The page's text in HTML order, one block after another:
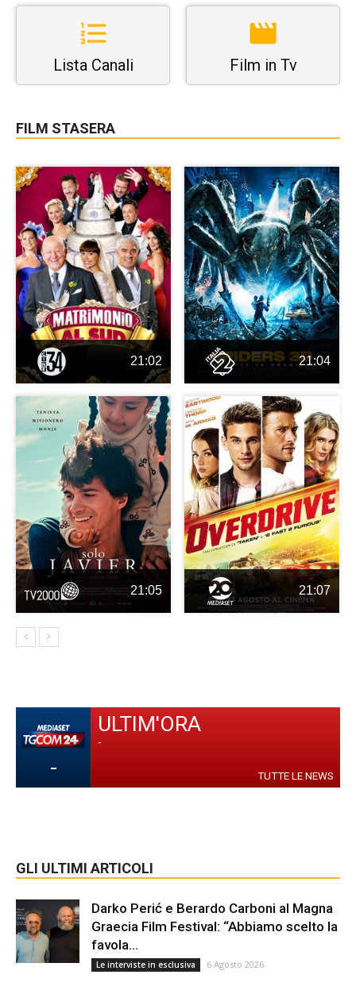
Lista Canali Film in Tv
FILM STASERA
21:02 21:04
21:05 21:07
-
ULTIM'ORA
-
TUTTE LE NEWS
GLI ULTIMI ARTICOLI
Darko Perić e Berardo Carboni al Magna
Graecia Film Festival: “Abbiamo scelto la
favola...
Le interviste in esclusiva 6 Agosto 2026